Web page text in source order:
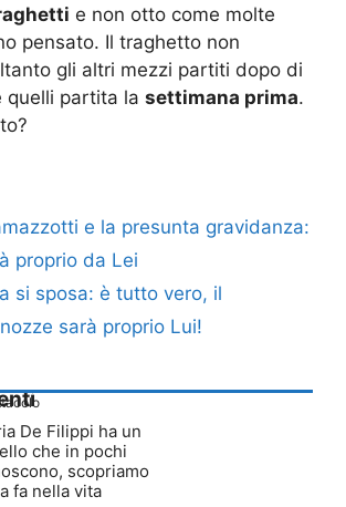
e non otto come molte
pensato. Il traghetto non
gli altri mezzi partiti dopo di
quelli partita la settimana prima.
e la presunta gravidanza:
proprio da Lei
si sposa: è tutto vero, il
sarà proprio Lui!
De Filippi ha un
che in pochi
scopriamo
fa nella vita